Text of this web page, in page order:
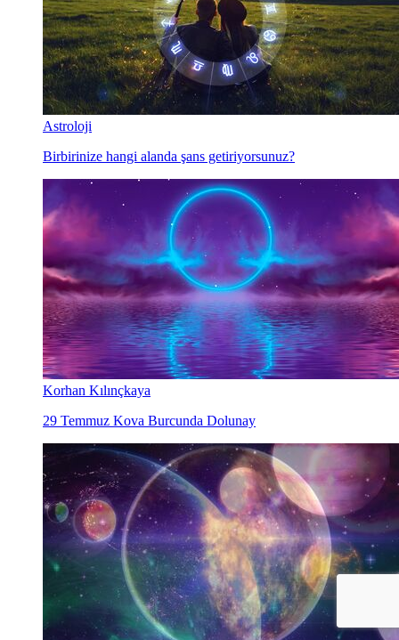
Astroloji
Birbirinize hangi alanda şans getiriyorsunuz?
Korhan Kılınçkaya
29 Temmuz Kova Burcunda Dolunay